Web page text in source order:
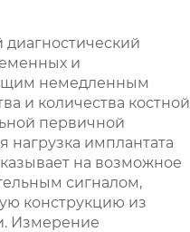
диагностический
и
немедленным
и количества костной
первичной
нагрузка имплантата
на возможное
сигналом,
конструкцию из
Измерение